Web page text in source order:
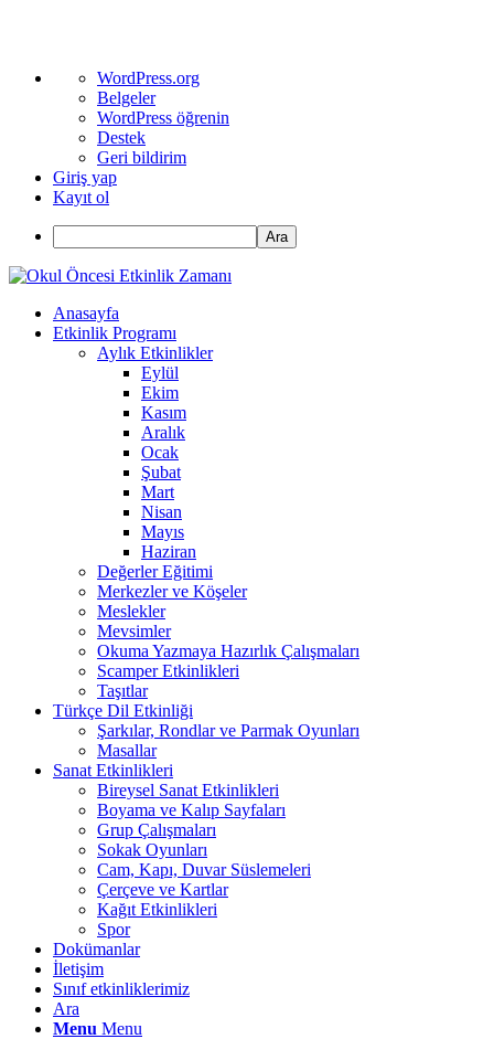
WordPress
hakkında
WordPress.org
Belgeler
WordPress öğrenin
Destek
Geri bildirim
Giriş yap
Kayıt ol
Ara
Anasayfa
Etkinlik Programı
Aylık Etkinlikler
Eylül
Ekim
Kasım
Aralık
Ocak
Şubat
Mart
Nisan
Mayıs
Haziran
Değerler Eğitimi
Merkezler ve Köşeler
Meslekler
Mevsimler
Okuma Yazmaya Hazırlık Çalışmaları
Scamper Etkinlikleri
Taşıtlar
Türkçe Dil Etkinliği
Şarkılar, Rondlar ve Parmak Oyunları
Masallar
Sanat Etkinlikleri
Bireysel Sanat Etkinlikleri
Boyama ve Kalıp Sayfaları
Grup Çalışmaları
Sokak Oyunları
Cam, Kapı, Duvar Süslemeleri
Çerçeve ve Kartlar
Kağıt Etkinlikleri
Spor
Dokümanlar
İletişim
Sınıf etkinliklerimiz
Ara
Menu Menu